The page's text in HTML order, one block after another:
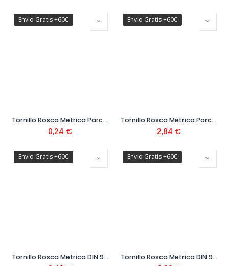
Envío Gratis +60€
Tornillo Rosca Metrica Parcial DIN 933 Cabeza Hexagonal Clase 8.8 Ø8 x 50 mm
0,24 €
Envío Gratis +60€
Tornillo Rosca Metrica Parcial DIN 931 Cabeza Hexagonal Clase 10.9 Ø22 x 90 mm
2,84 €
Envío Gratis +60€
Tornillo Rosca Metrica DIN 933 Cabeza Hexagonal Clase 12.9 Ø8 mm
Envío Gratis +60€
Tornillo Rosca Metrica DIN 933 Cabeza Hexagonal Clase 12.9 Ø6 mm